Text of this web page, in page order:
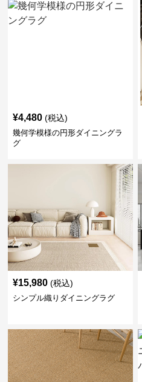
¥4,480 (税込)
幾何学模様の円形ダイニングラ
グ
¥15,980 (税込)
シンプル織りダイニングラグ